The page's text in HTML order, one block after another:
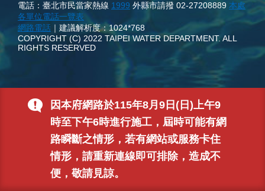
因本府網路於115年8月9日(日)上午9
時至下午6時進行施工，屆時可能有網
路瞬斷之情形，若有網站或服務卡住
情形，請重新連線即可排除，造成不
便，敬請見諒。
電話：臺北市民當家熱線 1999 外縣市請撥 02-27208889 本處
各單位電話一覽表
網路電話 ｜建議解析度：1024*768
COPYRIGHT (C) 2022 TAIPEI WATER DEPARTMENT. ALL
RIGHTS RESERVED